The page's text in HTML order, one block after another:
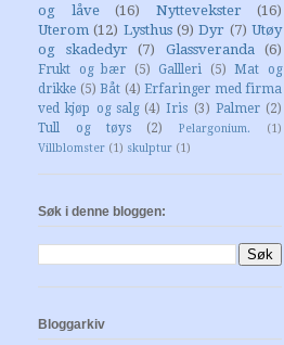
og låve
(16) Nyttevekster
(16)
Uterom (12) Lysthus (9) Dyr (7) Utøy
og skadedyr
(7) Glassveranda (6)
Frukt og bær (5) Gallleri (5)
Mat og
drikke (5) Båt (4) Erfaringer med firma
ved kjøp og salg (4) Iris (3) Palmer (2)
Tull og tøys
(2) Pelargonium.
(1)
Villblomster (1) skulptur (1)
Søk i denne bloggen:
Bloggarkiv